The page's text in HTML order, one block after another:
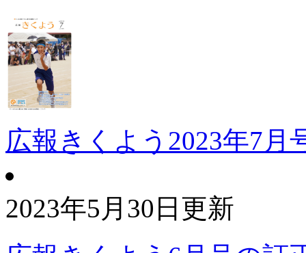
広報きくよう2023年7月
2023年5月30日更新